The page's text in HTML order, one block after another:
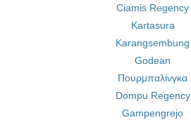
Ciamis Regency
Kartasura
Karangsembung
Godean
Πουρμπαλίνγκα
Dompu Regency
Gampengrejo